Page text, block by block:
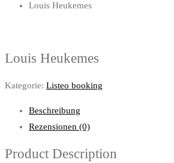
Louis Heukemes
Louis Heukemes
Kategorie: Listeo booking
Beschreibung
Rezensionen (0)
Product Description